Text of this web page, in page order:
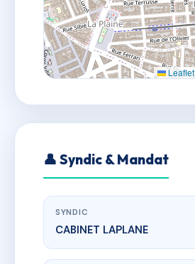
Leaflet
👤 Syndic & Mandat
SYNDIC
CABINET LAPLANE